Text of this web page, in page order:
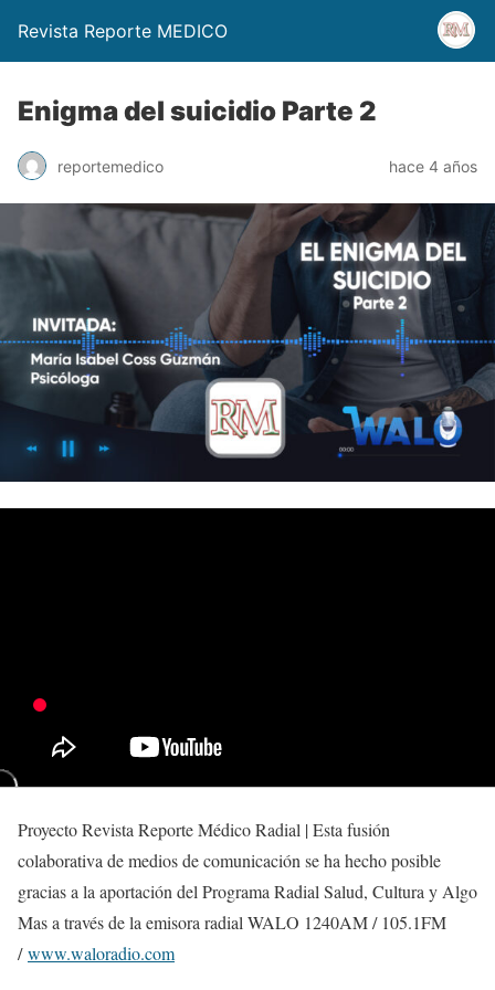
Revista Reporte MEDICO
Enigma del suicidio Parte 2
reportemedico hace 4 años
Proyecto Revista Reporte Médico Radial | Esta fusión
colaborativa de medios de comunicación se ha hecho posible
gracias a la aportación del Programa Radial Salud, Cultura y Algo
Mas a través de la emisora radial WALO 1240AM / 105.1FM
/www.waloradio.com